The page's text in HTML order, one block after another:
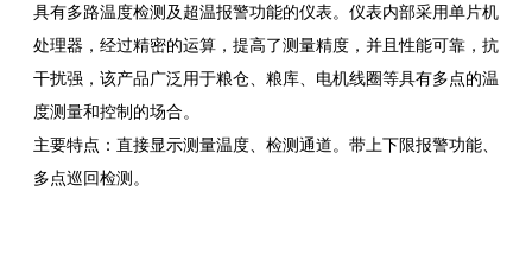
具有多路温度检测及超温报警功能的仪表。仪表内部采用单片机
处理器，经过精密的运算，提高了测量精度，并且性能可靠，抗
干扰强，该产品广泛用于粮仓、粮库、电机线圈等具有多点的温
度测量和控制的场合。
主要特点：直接显示测量温度、检测通道。带上下限报警功能、
多点巡回检测。